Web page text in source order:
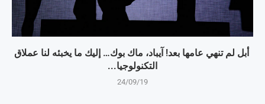
أبل لم تنهي عامها بعد! آيباد، ماك بوك… إليك ما يخبئه لنا عملاق
التكنولوجيا...
24/09/19